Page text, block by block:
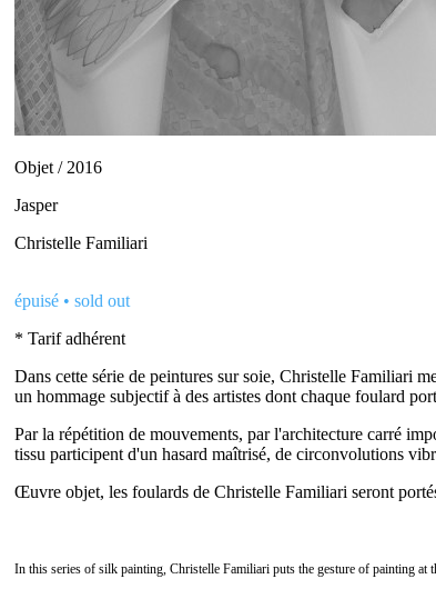
Objet / 2016
Jasper
Christelle Familiari
épuisé • sold out
* Tarif adhérent
Dans cette série de peintures sur soie, Christelle Familiari
un hommage subjectif à des artistes dont chaque foulard
Par la répétition de mouvements, par l'architecture carré
tissu participent d'un hasard maîtrisé, de circonvolutions
Œuvre objet, les foulards de Christelle Familiari seront
In this series of silk painting, Christelle Familiari puts the gesture of painting at